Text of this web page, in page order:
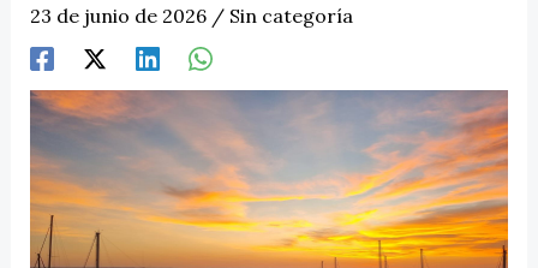
23 de junio de 2026 / Sin categoría